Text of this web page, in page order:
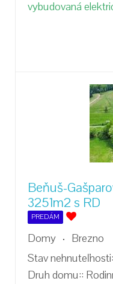
vybudovaná
Beňuš-
3251m2 s RD
PREDÁM
Domy
Brezno
Stav
Druh domu::